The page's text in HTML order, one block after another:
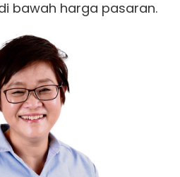
bawah harga pasaran.